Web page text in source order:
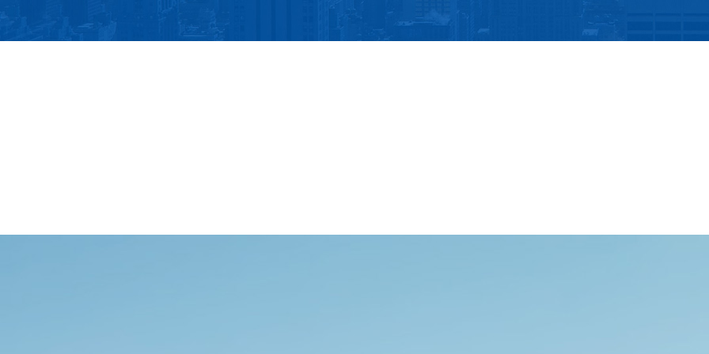
中国质量奖个人提名奖 中国最受尊敬的民营企业家终身成就奖 王水福同志被评为全国劳动模范